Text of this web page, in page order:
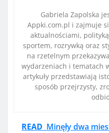
Gabriela Zapolska
Appki.com.pl i zajmuje
aktualnościami,
sportem, rozrywką oraz
na rzetelnym
wydarzeniach i tematach
artykuły przedstawiają
sposób przejrzysty,
READ Minęły dwa